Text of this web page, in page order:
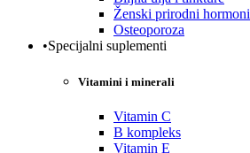
Ženski prirodni hormoni
Osteoporoza
•Specijalni suplementi
Vitamini i minerali
Vitamin C
B kompleks
Vitamin E